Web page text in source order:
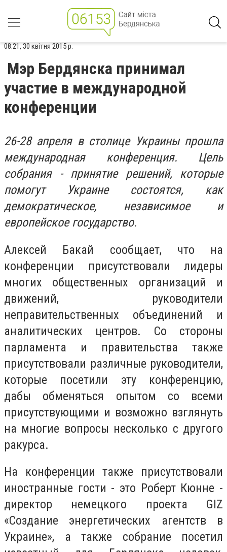
08:21, 30 квітня 2015 р.
Мэр Бердянска принимал
участие в международной
конференции
26-28 апреля в столице Украины прошла
международная конференция. Цель
собрания - принятие решений, которые
помогут Украине состоятся, как
демократическое, независимое и
европейское государство.
Алексей Бакай сообщает, что на
конференции присутствовали лидеры
многих общественных организаций и
движений, руководители
неправительственных объединений и
аналитических центров. Со стороны
парламента и правительства также
присутствовали различные руководители,
которые посетили эту конференцию,
дабы обменяться опытом со всеми
присутствующими и возможно взглянуть
на многие вопросы несколько с другого
ракурса.
На конференции также присутствовали
иностранные гости - это Роберт Кюнне -
директор немецкого проекта GIZ
«Создание энергетических агентств в
Украине», а также собрание посетил